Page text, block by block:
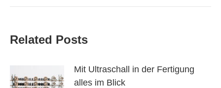
Related Posts
Mit Ultraschall in der Fertigung
alles im Blick